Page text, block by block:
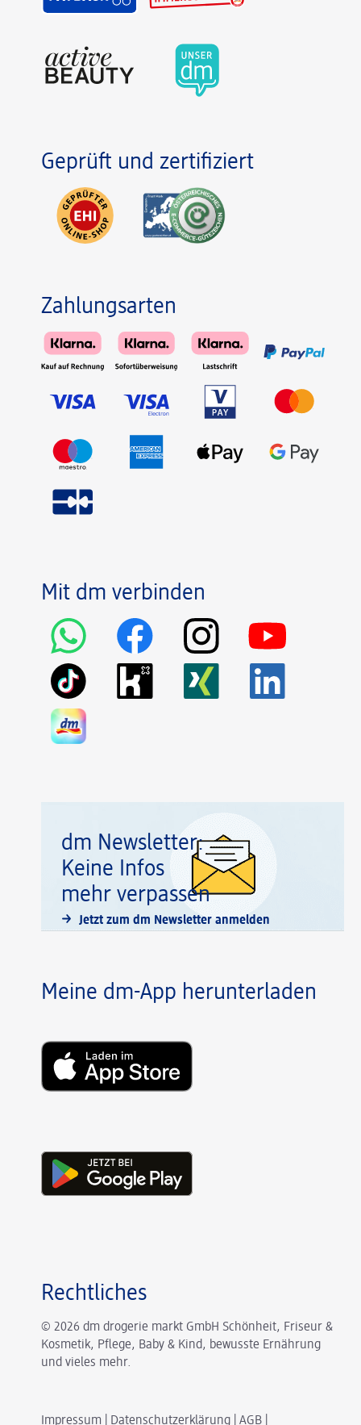
Geprüft und zertifiziert
Zahlungsarten
Mit dm verbinden
dm Newsletter:
Keine Infos
mehr verpassen
Jetzt zum dm Newsletter anmelden
Meine dm-App herunterladen
Rechtliches
© 2026 dm drogerie markt GmbH Schönheit, Friseur &
Kosmetik, Pflege, Baby & Kind, bewusste Ernährung
und vieles mehr.
Impressum Datenschutzerklärung AGB